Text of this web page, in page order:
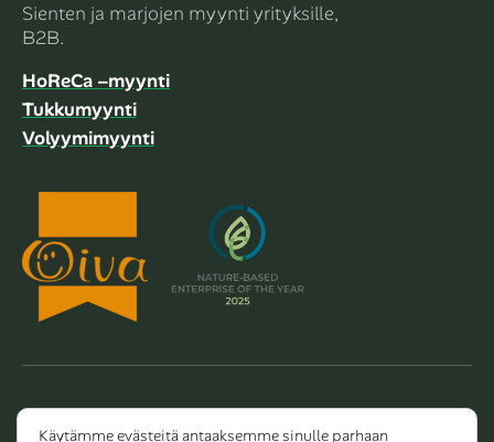
Sienten ja marjojen myynti yrityksille,
B2B.
HoReCa –myynti
Tukkumyynti
Volyymimyynti
Copyright 2026 Dalla Valle Oy
Käytämme evästeitä antaaksemme sinulle parhaan